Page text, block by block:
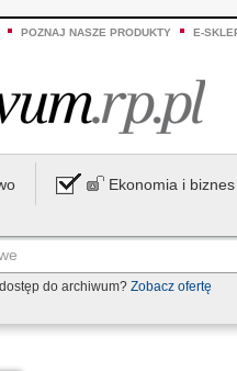
POZNAJ NASZE PRODUKTY E-
Ekonomia i biznes
do archiwum? Zobacz ofertę